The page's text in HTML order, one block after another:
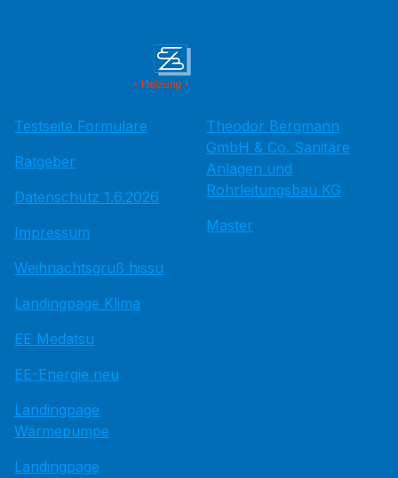
Testseite Formulare
Ratgeber
Datenschutz 1.6.2026
Impressum
Weihnachtsgruß hissu
Landingpage Klima
EE Medatsu
EE-Energie neu
Landingpage
Wärmepumpe
Landingpage
Theodor Bergmann
GmbH & Co. Sanitäre
Anlagen und
Rohrleitungsbau KG
Master